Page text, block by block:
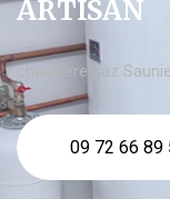
ARTISAN
chaudière gaz
09 72 66 89